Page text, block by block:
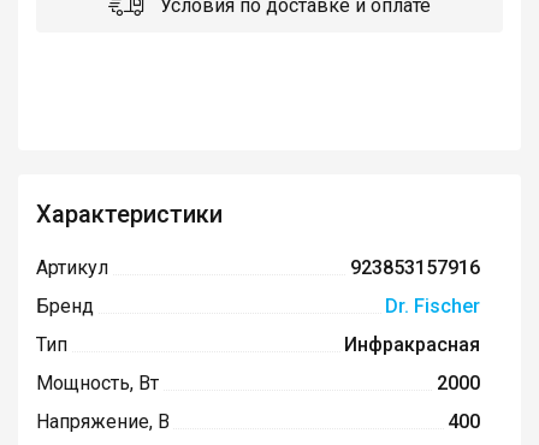
Условия по доставке и оплате
Характеристики
Артикул
923853157916
Бренд
Dr. Fischer
Тип
Инфракрасная
Мощность, Вт
2000
Напряжение, В
400